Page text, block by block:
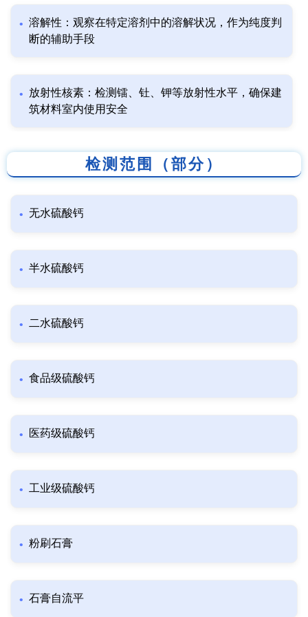
溶解性：观察在特定溶剂中的溶解状况，作为纯度判
断的辅助手段
放射性核素：检测镭、钍、钾等放射性水平，确保建
筑材料室内使用安全
检测范围（部分）
无水硫酸钙
半水硫酸钙
二水硫酸钙
食品级硫酸钙
医药级硫酸钙
工业级硫酸钙
粉刷石膏
石膏自流平